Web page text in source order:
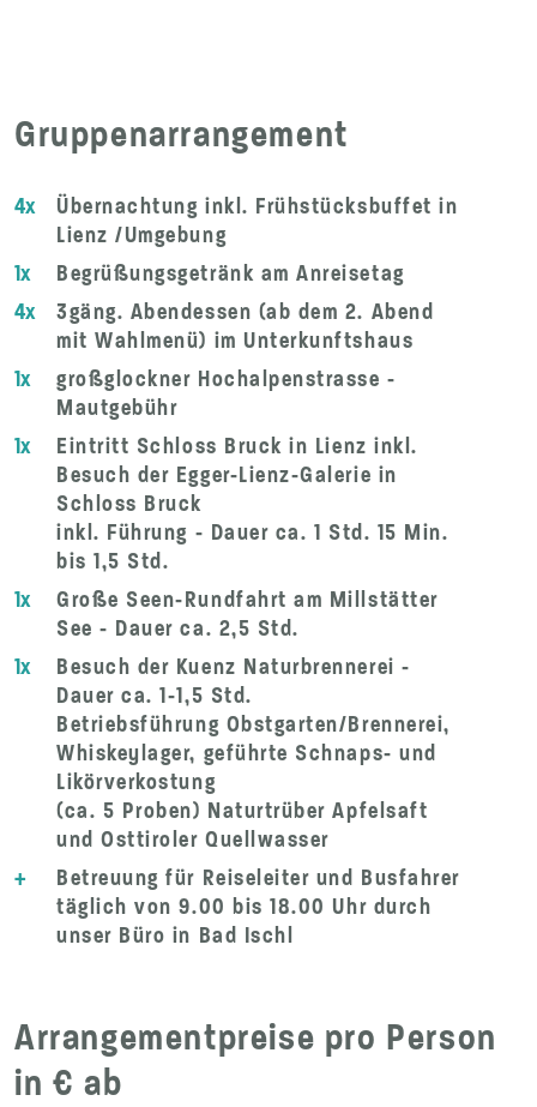
Gruppenarrangement
4x
Übernachtung inkl. Frühstücksbuffet in
Lienz /Umgebung
1x
Begrüßungsgetränk am Anreisetag
4x
3gäng. Abendessen (ab dem 2. Abend
mit Wahlmenü) im Unterkunftshaus
1x
großglockner Hochalpenstrasse -
Mautgebühr
1x
Eintritt Schloss Bruck in Lienz inkl.
Besuch der Egger-Lienz-Galerie in
Schloss Bruck
inkl. Führung - Dauer ca. 1 Std. 15 Min.
bis 1,5 Std.
1x
Große Seen-Rundfahrt am Millstätter
See - Dauer ca. 2,5 Std.
1x
Besuch der Kuenz Naturbrennerei -
Dauer ca. 1-1,5 Std.
Betriebsführung Obstgarten/Brennerei,
Whiskeylager, geführte Schnaps- und
Likörverkostung
(ca. 5 Proben) Naturtrüber Apfelsaft
und Osttiroler Quellwasser
+
Betreuung für Reiseleiter und Busfahrer
täglich von 9.00 bis 18.00 Uhr durch
unser Büro in Bad Ischl
Arrangementpreise pro Person
in € ab